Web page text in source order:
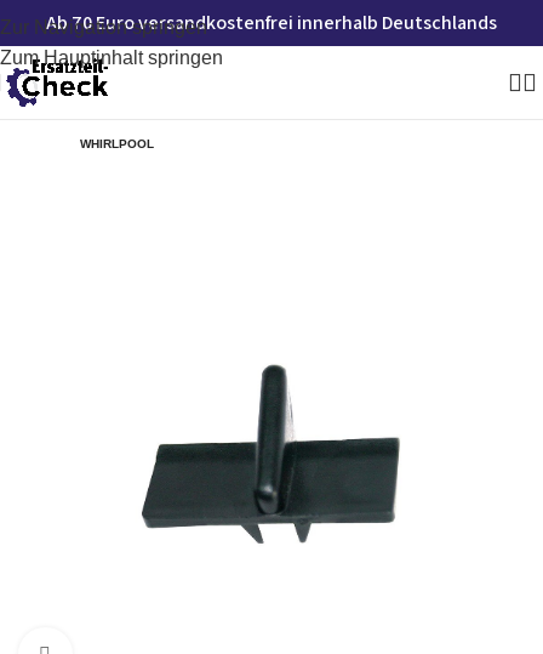
Zur Navigation springen
Zum Hauptinhalt springen
Ab 70 Euro versandkostenfrei innerhalb Deutschlands
WHIRLPOOL